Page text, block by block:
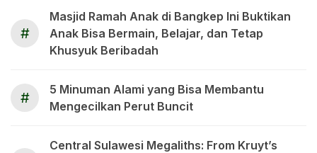
#
Masjid Ramah Anak di Bangkep Ini Buktikan
Anak Bisa Bermain, Belajar, dan Tetap
Khusyuk Beribadah
#
5 Minuman Alami yang Bisa Membantu
Mengecilkan Perut Buncit
Central Sulawesi Megaliths: From Kruyt’s